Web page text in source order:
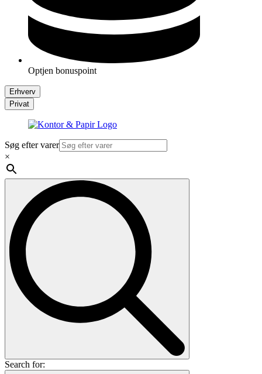
Optjen bonuspoint
Erhverv
Privat
Søg efter varer
×
Search for: